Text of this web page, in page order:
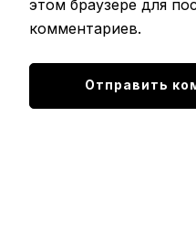
этом браузере для
комментариев.